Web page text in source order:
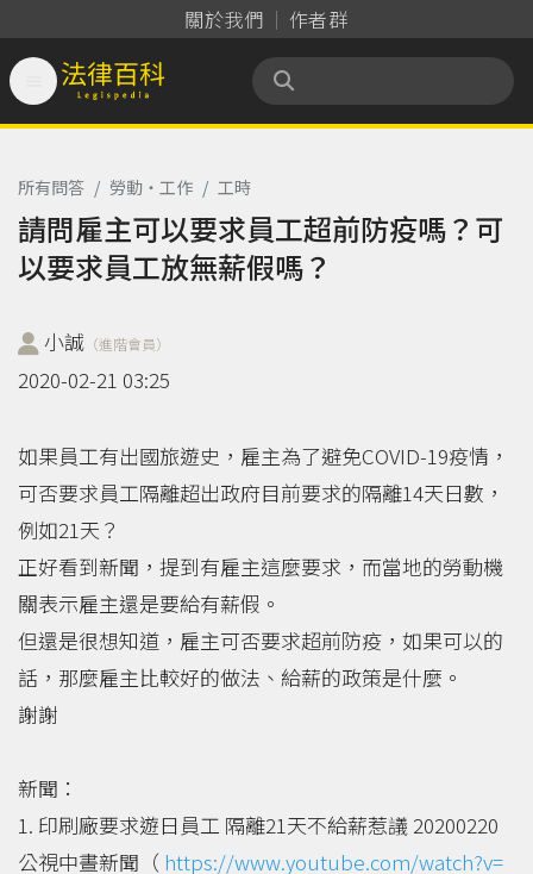
關於我們 作者群
法律百科 Legispedia
所有問答 / 勞動‧工作 / 工時
請問雇主可以要求員工超前防疫嗎？可
以要求員工放無薪假嗎？
小誠 （進階會員）
2020-02-21 03:25
如果員工有出國旅遊史，雇主為了避免COVID-19疫情，
可否要求員工隔離超出政府目前要求的隔離14天日數，
例如21天？
正好看到新聞，提到有雇主這麼要求，而當地的勞動機
關表示雇主還是要給有薪假。
但還是很想知道，雇主可否要求超前防疫，如果可以的
話，那麼雇主比較好的做法、給薪的政策是什麼。
謝謝
新聞：
1. 印刷廠要求遊日員工 隔離21天不給薪惹議 20200220
公視中晝新聞（ https://www.youtube.com/watch?v=